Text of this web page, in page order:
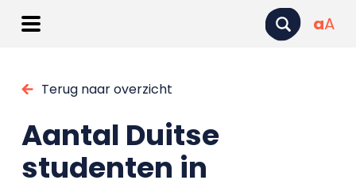
aA
Terug naar overzicht
Aantal Duitse
studenten in